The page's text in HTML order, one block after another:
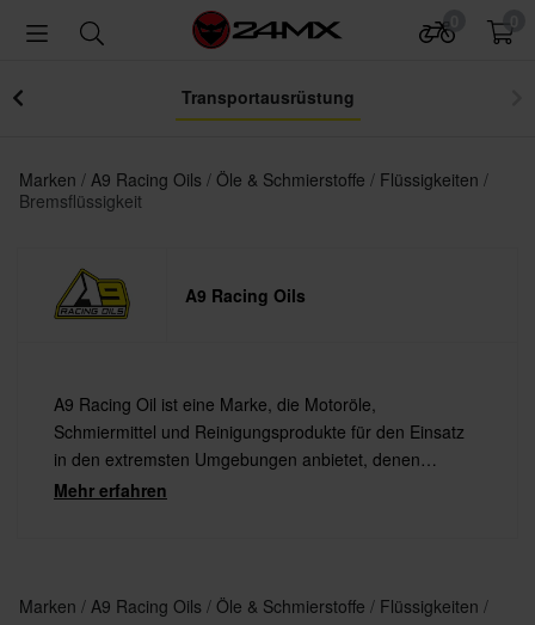
Transportausrüstung
Marken A9 Racing Oils Öle & Schmierstoffe
Flüssigkeiten
Bremsflüssigkeit
A9 Racing Oils
A9 Racing Oil ist eine Marke, die Motoröle,
Schmiermittel und Reinigungsprodukte für den Einsatz
in den extremsten Umgebungen anbietet, denen
Motoren und Motorräder ausgesetzt sind
Mehr erfahren
Marken A9 Racing Oils Öle & Schmierstoffe Flüssigkeiten